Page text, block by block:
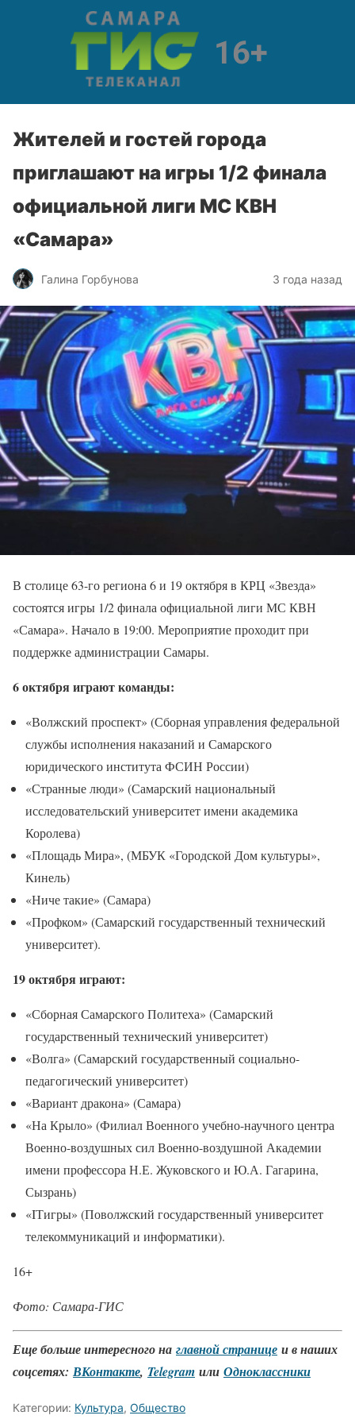
Жителей и гостей города
приглашают на игры 1/2 финала
официальной лиги МС КВН
«Самара»
Галина Горбунова 3 года назад
В столице 63-го региона 6 и 19 октября в КРЦ «Звезда»
состоятся игры 1/2 финала официальной лиги МС КВН
«Самара». Начало в 19:00. Мероприятие проходит при
поддержке администрации Самары.
6 октября играют команды:
«Волжский проспект» (Сборная управления федеральной
службы исполнения наказаний и Самарского
юридического института ФСИН России)
«Странные люди» (Самарский национальный
исследовательский университет имени академика
Королева)
«Площадь Мира», (МБУК «Городской Дом культуры»,
Кинель)
«Ниче такие» (Самара)
«Профком» (Самарский государственный технический
университет).
19 октября играют:
«Сборная Самарского Политеха» (Самарский
государственный технический университет)
«Волга» (Самарский государственный социально-
педагогический университет)
«Вариант дракона» (Самара)
«На Крыло» (Филиал Военного учебно-научного центра
Военно-воздушных сил Военно-воздушной Академии
имени профессора Н.Е. Жуковского и Ю.А. Гагарина,
Сызрань)
«IТигры» (Поволжский государственный университет
телекоммуникаций и информатики).
16+
Фото: Самара-ГИС
Еще больше интересного на главной странице и в наших
соцсетях: ВКонтакте, Telegram или Одноклассники
Категории: Культура, Общество